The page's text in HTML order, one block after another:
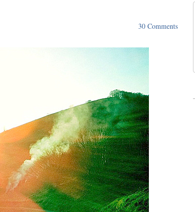
30 Comments